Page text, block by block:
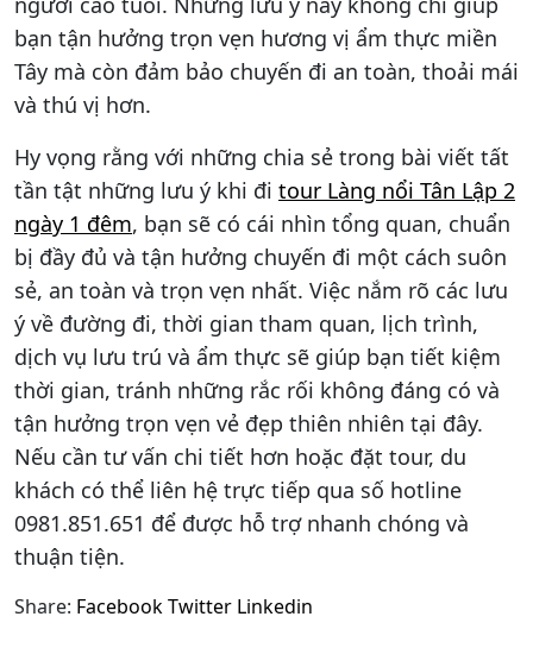
bạn tận hưởng trọn vẹn hương vị ẩm thực miền
Tây mà còn đảm bảo chuyến đi an toàn, thoải mái
và thú vị hơn.
Hy vọng rằng với những chia sẻ trong bài viết tất
tần tật những lưu ý khi đi tour Làng nổi Tân Lập 2
ngày 1 đêm, bạn sẽ có cái nhìn tổng quan, chuẩn
bị đầy đủ và tận hưởng chuyến đi một cách suôn
sẻ, an toàn và trọn vẹn nhất. Việc nắm rõ các lưu
ý về đường đi, thời gian tham quan, lịch trình,
dịch vụ lưu trú và ẩm thực sẽ giúp bạn tiết kiệm
thời gian, tránh những rắc rối không đáng có và
tận hưởng trọn vẹn vẻ đẹp thiên nhiên tại đây.
Nếu cần tư vấn chi tiết hơn hoặc đặt tour, du
khách có thể liên hệ trực tiếp qua số hotline
0981.851.651 để được hỗ trợ nhanh chóng và
thuận tiện.
Share: FacebookTwitter Linkedin